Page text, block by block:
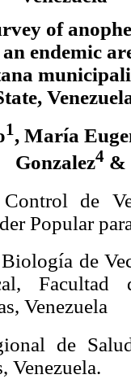
of
endemic
1, María
Gonzalez4 &
de
Popular
de
Facultad
Venezuela
de
Venezuela.